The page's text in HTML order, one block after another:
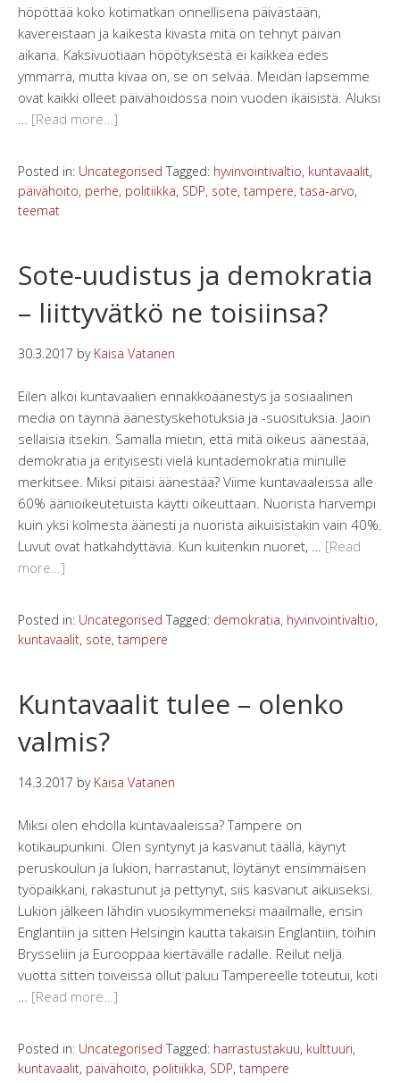
höpöttää koko kotimatkan onnellisena päivästään,
kavereistaan ja kaikesta kivasta mitä on tehnyt päivän
aikana. Kaksivuotiaan höpötyksestä ei kaikkea edes
ymmärrä, mutta kivaa on, se on selvää. Meidän lapsemme
ovat kaikki olleet päivähoidossa noin vuoden ikäisistä. Aluksi
[Read more…]
Posted in: Uncategorised Tagged: hyvinvointivaltio, kuntavaalit,
päivähoito, perhe, politiikka, SDP, sote, tampere, tasa-arvo,
teemat
Sote-uudistus ja demokratia
– liittyvätkö ne toisiinsa?
30.3.2017 by Kaisa Vatanen
Eilen alkoi kuntavaalien ennakkoäänestys ja sosiaalinen
media on täynnä äänestyskehotuksia ja -suosituksia. Jaoin
sellaisia itsekin. Samalla mietin, että mitä oikeus äänestää,
demokratia ja erityisesti vielä kuntademokratia minulle
merkitsee. Miksi pitäisi äänestää? Viime kuntavaaleissa alle
60% äänioikeutetuista käytti oikeuttaan. Nuorista harvempi
kuin yksi kolmesta äänesti ja nuorista aikuisistakin vain 40%.
Luvut ovat hätkähdyttäviä. Kun kuitenkin nuoret, … [Read
more…]
Posted in: Uncategorised Tagged: demokratia, hyvinvointivaltio,
kuntavaalit, sote, tampere
Kuntavaalit tulee – olenko
valmis?
14.3.2017 by Kaisa Vatanen
Miksi olen ehdolla kuntavaaleissa? Tampere on
kotikaupunkini. Olen syntynyt ja kasvanut täällä, käynyt
peruskoulun ja lukion, harrastanut, löytänyt ensimmäisen
työpaikkani, rakastunut ja pettynyt, siis kasvanut aikuiseksi.
Lukion jälkeen lähdin vuosikymmeneksi maailmalle, ensin
Englantiin ja sitten Helsingin kautta takaisin Englantiin, töihin
Brysseliin ja Eurooppaa kiertävälle radalle. Reilut neljä
vuotta sitten toiveissa ollut paluu Tampereelle toteutui, koti
[Read more…]
Posted in: Uncategorised Tagged: harrastustakuu, kulttuuri,
kuntavaalit, päivähoito, politiikka, SDP, tampere